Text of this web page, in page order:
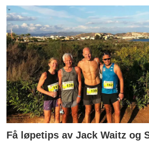
Få løpetips av Jack Waitz og